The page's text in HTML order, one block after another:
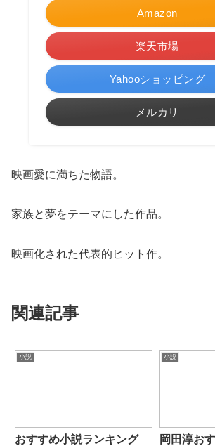
Amazon
楽天市場
Yahooショッピング
メルカリ
映画愛に満ちた物語。
家族と夢をテーマにした作品。
映画化された代表的ヒット作。
関連記事
小説
おすすめ小説ランキング
小説
岡田淳お